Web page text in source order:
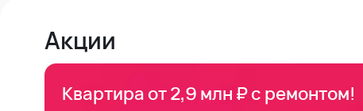
Акции
Квартира от 2,9 млн ₽ с ремонтом!